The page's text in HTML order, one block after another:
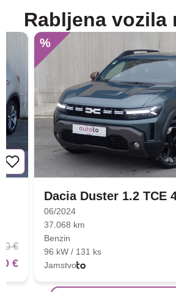
Rabljena vozila
€
€
%
Dacia Duster 1.2 TCE
06/2024
37.068 km
Benzin
96 kW / 131 ks
Jamstvo